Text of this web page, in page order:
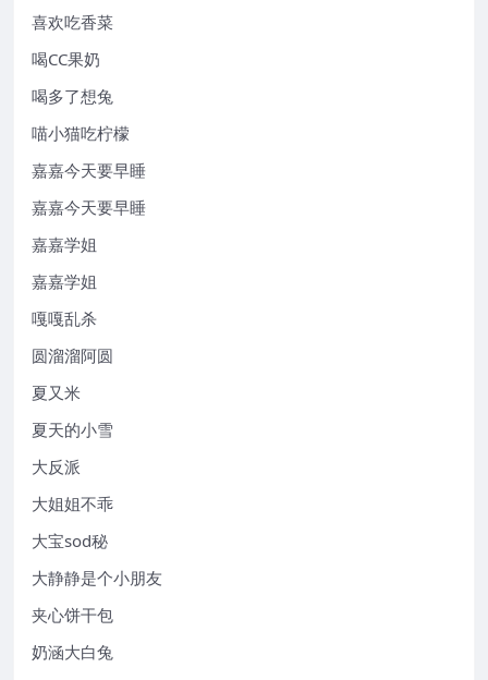
喜欢吃香菜
喝CC果奶
喝多了想兔
喵小猫吃柠檬
嘉嘉今天要早睡
嘉嘉今天要早睡
嘉嘉学姐
嘉嘉学姐
嘎嘎乱杀
圆溜溜阿圆
夏又米
夏天的小雪
大反派
大姐姐不乖
大宝sod秘
大静静是个小朋友
夹心饼干包
奶涵大白兔